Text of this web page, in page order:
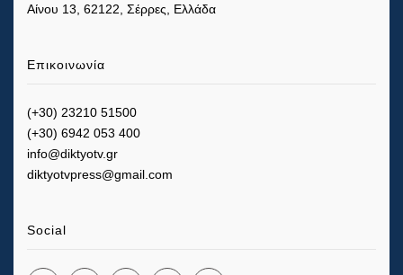
Αίνου 13, 62122, Σέρρες, Ελλάδα
Επικοινωνία
(+30) 23210 51500
(+30) 6942 053 400
info@diktyotv.gr
diktyotvpress@gmail.com
Social